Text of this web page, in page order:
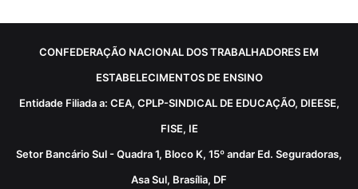
CONFEDERAÇÃO NACIONAL DOS TRABALHADORES EM
ESTABELECIMENTOS DE ENSINO
Entidade Filiada a: CEA, CPLP-SINDICAL DE EDUCAÇÃO, DIEESE,
FISE, IE
Setor Bancário Sul - Quadra 1, Bloco K, 15º andar Ed. Seguradoras,
Asa Sul, Brasília, DF